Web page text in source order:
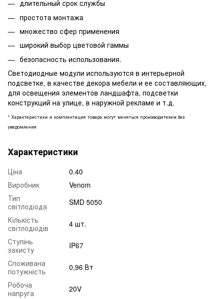
длительный срок службы
простота монтажа
множество сфер применения
широкий выбор цветовой гаммы
безопасность использования.
Светодиодные модули используются в интерьерной
подсветке, в качестве декора мебели и ее составляющих,
для освещения элементов ландшафта, подсветки
конструкций на улице, в наружной рекламе и т.д.
* Характеристики и комплектация товара могут меняться производителем без
уведомления
Характеристики
Ціна
0.40
Виробник
Venom
Тип
світлодіода
SMD 5050
Кількість
світлодіодів
4 шт.
Ступінь
захисту
IP67
Споживана
потужність
0,96 Вт
Робоча
напруга
20V